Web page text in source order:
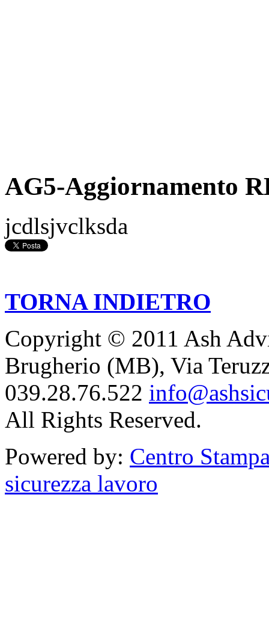
AG5-Aggiornamento
jcdlsjvclksda
TORNA INDIETRO
Copyright © 2011 Ash
Brugherio (MB), Via
039.28.76.522
All Rights Reserved.
Powered by: Centro
sicurezza lavoro